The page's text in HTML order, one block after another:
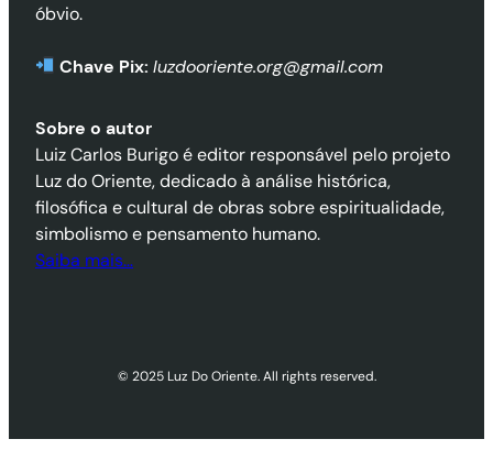
óbvio.
Chave Pix: luzdooriente.org@gmail.com
Sobre o autor
Luiz Carlos Burigo é editor responsável pelo projeto
Luz do Oriente, dedicado à análise histórica,
filosófica e cultural de obras sobre espiritualidade,
simbolismo e pensamento humano.
Saiba mais…
© 2025 Luz Do Oriente. All rights reserved.